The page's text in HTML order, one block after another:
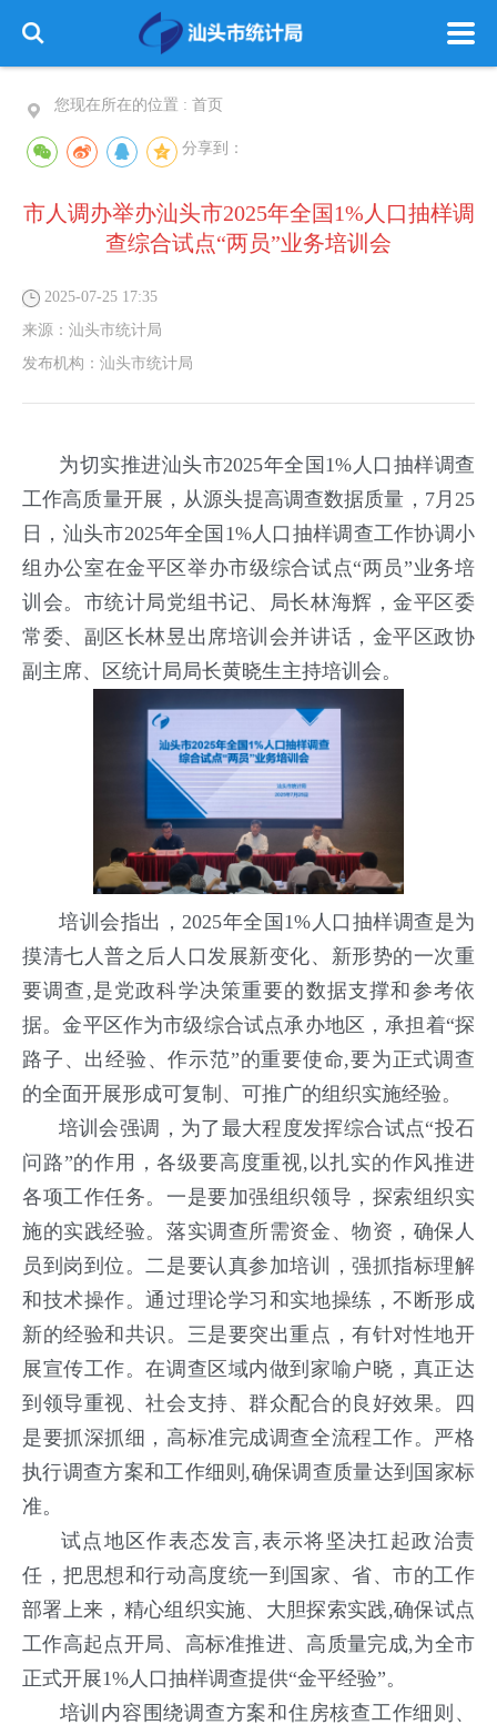
您现在所在的位置 : 首页
分享到：
市人调办举办汕头市2025年全国1%人口抽样调
查综合试点“两员”业务培训会
2025-07-25 17:35
来源： 汕头市统计局
发布机构： 汕头市统计局
为切实推进汕头市2025年全国1%人口抽样调查
工作高质量开展，从源头提高调查数据质量，7月25
日，汕头市2025年全国1%人口抽样调查工作协调小
组办公室在金平区举办市级综合试点“两员”业务培
训会。市统计局党组书记、局长林海辉，金平区委
常委、副区长林昱出席培训会并讲话，金平区政协
副主席、区统计局局长黄晓生主持培训会。
培训会指出，2025年全国1%人口抽样调查是为
摸清七人普之后人口发展新变化、新形势的一次重
要调查,是党政科学决策重要的数据支撑和参考依
据。金平区作为市级综合试点承办地区，承担着“探
路子、出经验、作示范”的重要使命,要为正式调查
的全面开展形成可复制、可推广的组织实施经验。
培训会强调，为了最大程度发挥综合试点“投石
问路”的作用，各级要高度重视,以扎实的作风推进
各项工作任务。一是要加强组织领导，探索组织实
施的实践经验。落实调查所需资金、物资，确保人
员到岗到位。二是要认真参加培训，强抓指标理解
和技术操作。通过理论学习和实地操练，不断形成
新的经验和共识。三是要突出重点，有针对性地开
展宣传工作。在调查区域内做到家喻户晓，真正达
到领导重视、社会支持、群众配合的良好效果。四
是要抓深抓细，高标准完成调查全流程工作。严格
执行调查方案和工作细则,确保调查质量达到国家标
准。
试点地区作表态发言,表示将坚决扛起政治责
任，把思想和行动高度统一到国家、省、市的工作
部署上来，精心组织实施、大胆探索实践,确保试点
工作高起点开局、高标准推进、高质量完成,为全市
正式开展1%人口抽样调查提供“金平经验”。
培训内容围绕调查方案和住房核查工作细则、